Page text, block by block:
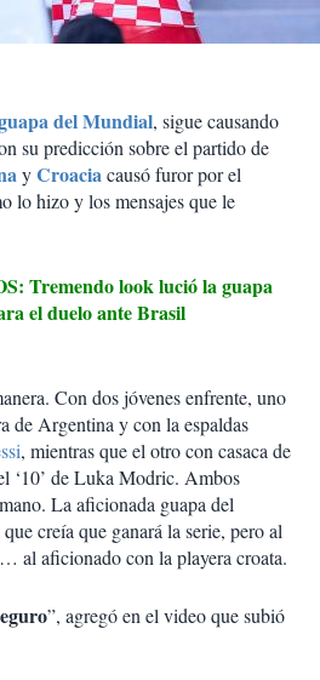
del Mundial, sigue causando
su predicción sobre el partido de
yCroaciacausó furor por el
lo hizo y los mensajes que le
Tremendo look lució la guapa
el duelo ante Brasil
Con dos jóvenes enfrente, uno
de Argentina y con la espaldas
, mientras que el otro con casaca de
‘10’ de Luka Modric. Ambos
La aficionada guapa del
creía que ganará la serie, pero al
al aficionado con la playera croata.
”, agregó en el video que subió